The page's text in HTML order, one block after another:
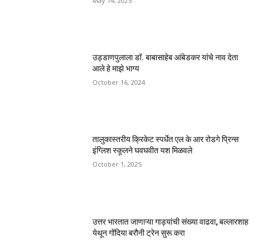
उड्डाणपुलाला डॉ. बाबासाहेब आंबेडकर यांचे नाव देता
आले हे माझे भाग्य
October 16, 2024
तालुकास्तरीय क्रिकेट स्पर्धेत एल के आर रोडगे प्रिन्स
इंग्लिश स्कूलने घवघवीत यश मिळवले
October 1, 2025
उत्तर भारतात जाणाऱ्या गाड्यांची संख्या वाढवा, बल्लारशाह
येथून गोंदिया बरौनी ट्रेन सुरू करा